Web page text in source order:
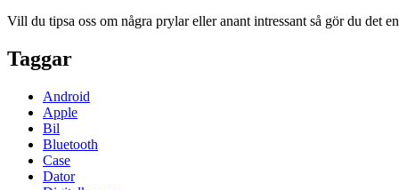
Vill du tipsa oss om några prylar eller anant intressant så gör du det
Taggar
Android
Apple
Bil
Bluetooth
Case
Dator